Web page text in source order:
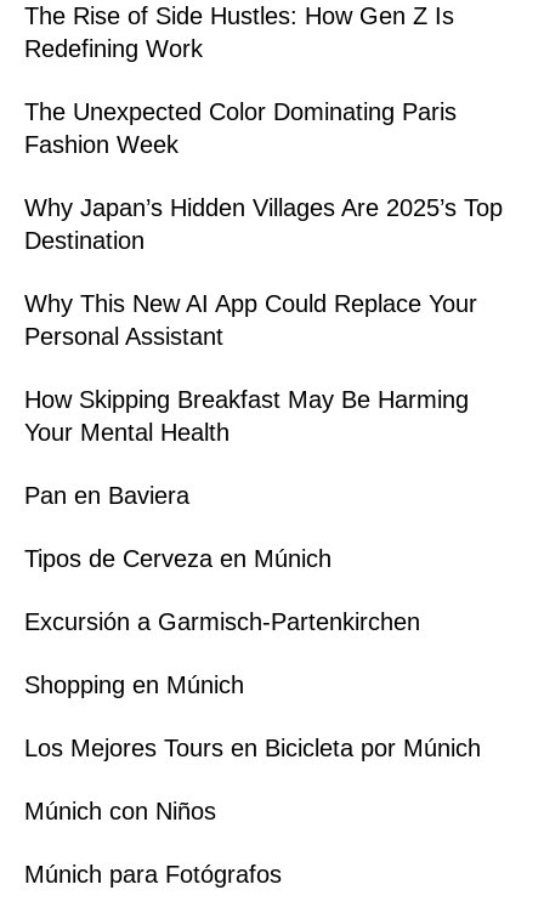
The Rise of Side Hustles: How Gen Z Is
Redefining Work
The Unexpected Color Dominating Paris
Fashion Week
Why Japan’s Hidden Villages Are 2025’s Top
Destination
Why This New AI App Could Replace Your
Personal Assistant
How Skipping Breakfast May Be Harming
Your Mental Health
Pan en Baviera
Tipos de Cerveza en Múnich
Excursión a Garmisch-Partenkirchen
Shopping en Múnich
Los Mejores Tours en Bicicleta por Múnich
Múnich con Niños
Múnich para Fotógrafos